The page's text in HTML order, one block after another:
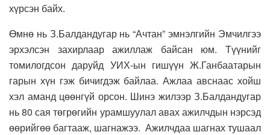
хүрсэн байх.
Өмнө нь З.Балдандугар нь “Ачтан” эмнэлгийн Эмчилгээ
эрхэлсэн захирлаар ажиллаж байсан юм. Түүнийг
томилогдсон даруйд УИХ-ын гишүүн Ж.Ганбаатарын
гарын хүн гэж бичигдэж байлаа. Ажлаа авснаас хойш
хэл аманд цөөнгүй орсон. Шинэ жилээр З.Балдандугар
нь 80 сая төгрөгийн урамшуулал авах ажилчдын нэрсэд
өөрийгөө багтааж, шагнажээ. Ажилчдаа шагнах тушаал